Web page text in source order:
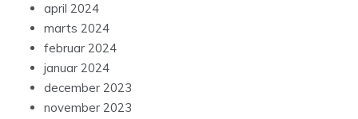
april 2024
marts 2024
februar 2024
januar 2024
december 2023
november 2023